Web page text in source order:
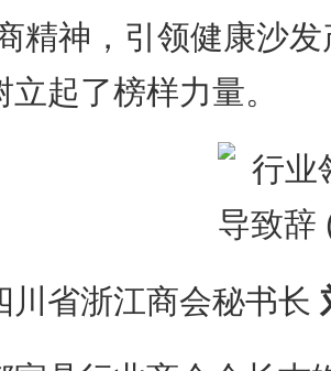
精神，引领健康沙
立起了榜样力量。
省浙江商会秘书长